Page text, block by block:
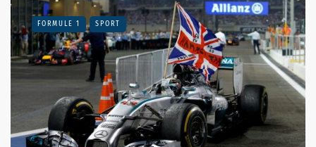
FORMULE 1 SPORT